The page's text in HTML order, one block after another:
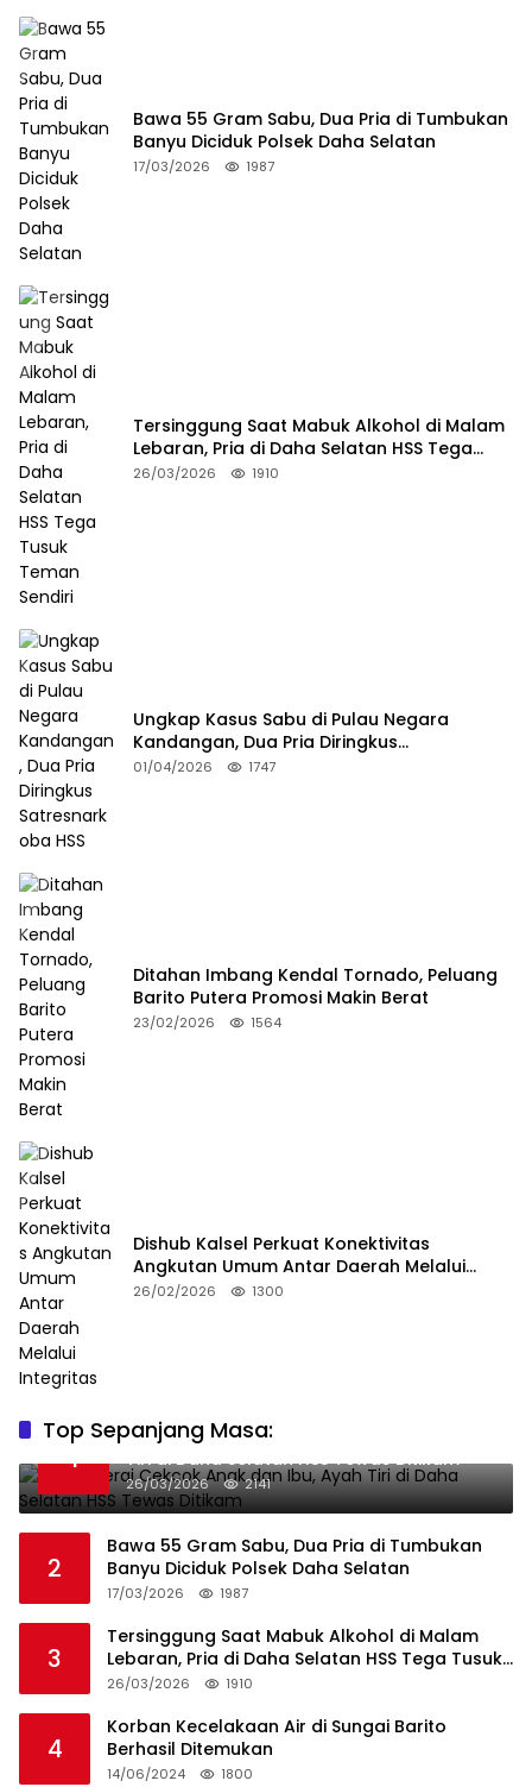
Bawa 55 Gram Sabu, Dua Pria di Tumbukan
Banyu Diciduk Polsek Daha Selatan
17/03/2026 1987
Tersinggung Saat Mabuk Alkohol di Malam
Lebaran, Pria di Daha Selatan HSS Tega
Tusuk Teman Sendiri
26/03/2026 1910
Ungkap Kasus Sabu di Pulau Negara
Kandangan, Dua Pria Diringkus
Satresnarkoba HSS
01/04/2026 1747
Ditahan Imbang Kendal Tornado, Peluang
Barito Putera Promosi Makin Berat
23/02/2026 1564
Dishub Kalsel Perkuat Konektivitas
Angkutan Umum Antar Daerah Melalui
Integritas
26/02/2026 1300
Top Sepanjang Masa:
1
Niat Melerai Cekcok Anak dan Ibu, Ayah
Tiri di Daha Selatan HSS Tewas Ditikam
26/03/2026 2141
2
Bawa 55 Gram Sabu, Dua Pria di Tumbukan
Banyu Diciduk Polsek Daha Selatan
17/03/2026 1987
3
Tersinggung Saat Mabuk Alkohol di Malam
Lebaran, Pria di Daha Selatan HSS Tega Tusuk
Teman Sendiri
26/03/2026 1910
4
Korban Kecelakaan Air di Sungai Barito
Berhasil Ditemukan
14/06/2024 1800